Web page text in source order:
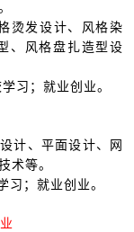
烫发设计、风格染
、风格盘扎造型设
习；就业创业。
计、平面设计、网
术等。
习；就业创业。